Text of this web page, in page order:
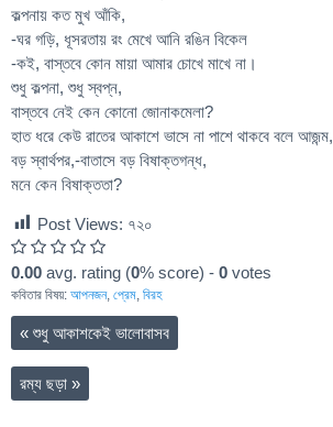
কল্পনায় কত মুখ আঁকি,
-ঘর গড়ি, ধূসরতায় রং মেখে আনি রঙিন বিকেল
-কই, বাস্তবে কোন মায়া আমার চোখে মাখে না।
শুধু কল্পনা, শুধু স্বপ্ন,
বাস্তবে নেই কেন কোনো জোনাকমেলা?
হাত ধরে কেউ রাতের আকাশে ভাসে না পাশে থাকবে বলে আজন্ম,
বড় স্বার্থপর,-বাতাসে বড় বিষাক্তগন্ধ,
মনে কেন বিষাক্ততা?
Post Views: ৭২০
0.00 avg. rating (0% score) - 0 votes
কবিতার বিষয়: আপনজন, প্রেম বিরহ
« শুধু আকাশকেই ভালোবাসব
রম্য ছড়া »